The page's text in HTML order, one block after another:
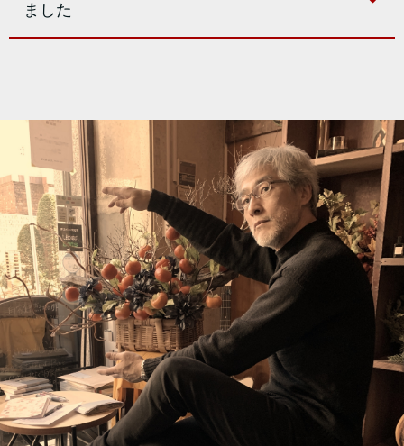
ました